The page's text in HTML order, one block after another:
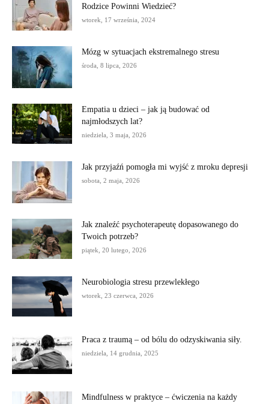
Rodzice Powinni Wiedzieć?
wtorek, 17 września, 2024
Mózg w sytuacjach ekstremalnego stresu
środa, 8 lipca, 2026
Empatia u dzieci – jak ją budować od
najmłodszych lat?
niedziela, 3 maja, 2026
Jak przyjaźń pomogła mi wyjść z mroku depresji
sobota, 2 maja, 2026
Jak znaleźć psychoterapeutę dopasowanego do
Twoich potrzeb?
piątek, 20 lutego, 2026
Neurobiologia stresu przewlekłego
wtorek, 23 czerwca, 2026
Praca z traumą – od bólu do odzyskiwania siły.
niedziela, 14 grudnia, 2025
Mindfulness w praktyce – ćwiczenia na każdy